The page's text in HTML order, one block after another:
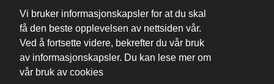
Vi bruker informasjonskapsler for at du skal
få den beste opplevelsen av nettsiden vår.
Ved å fortsette videre, bekrefter du vår bruk
av informasjonskapsler. Du kan lese mer om
vår bruk av cookies